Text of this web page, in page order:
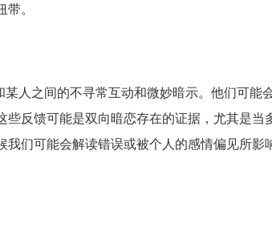
。
人之间的不寻常互动和微妙暗示。他们可能
反馈可能是双向暗恋存在的证据，尤其是当
们可能会解读错误或被个人的感情偏见所影